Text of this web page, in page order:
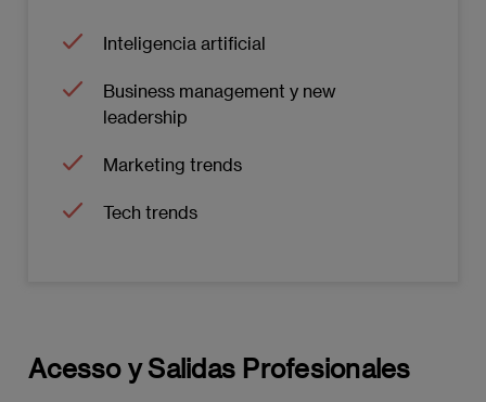
Masterclass
Talleres de skills
Sesiones de TFM
Este módulo consiste en elaborar y defender
Inteligencia artificial
Business management y new
leadership
Marketing trends
Tech trends
Acesso y Salidas Profesionales